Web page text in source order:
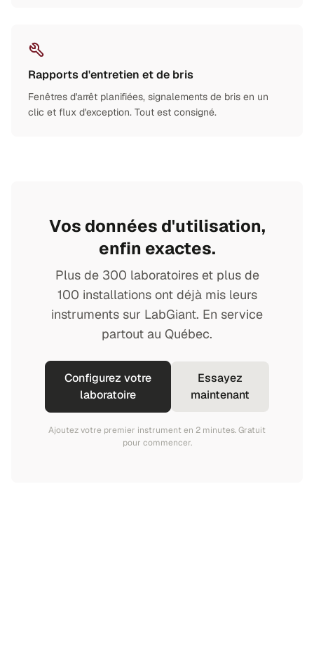
Rapports d'entretien et de bris
Fenêtres d'arrêt planifiées, signalements de bris en un
clic et flux d'exception. Tout est consigné.
Vos données d'utilisation,
enfin exactes.
Plus de 300 laboratoires et plus de
100 installations ont déjà mis leurs
instruments sur LabGiant. En service
partout au Québec.
Configurez votre
laboratoire
Essayez
maintenant
Ajoutez votre premier instrument en 2 minutes. Gratuit
pour commencer.